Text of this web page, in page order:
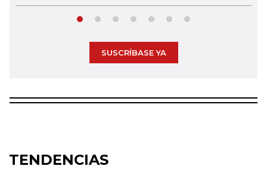
SUSCRÍBASE YA
TENDENCIAS